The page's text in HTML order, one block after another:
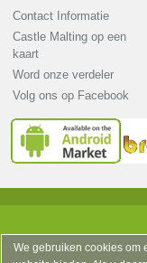
Contact Informatie
Castle Malting op een
kaart
Word onze verdeler
Volg ons op Facebook
We gebruiken cookies om